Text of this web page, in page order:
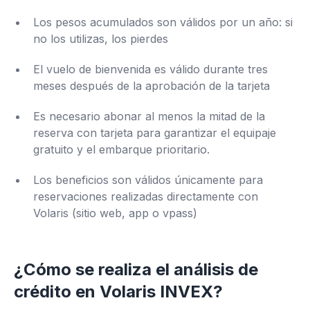
Los pesos acumulados son válidos por un año: si
no los utilizas, los pierdes
El vuelo de bienvenida es válido durante tres
meses después de la aprobación de la tarjeta
Es necesario abonar al menos la mitad de la
reserva con tarjeta para garantizar el equipaje
gratuito y el embarque prioritario.
Los beneficios son válidos únicamente para
reservaciones realizadas directamente con
Volaris (sitio web, app o vpass)
¿Cómo se realiza el análisis de
crédito en Volaris INVEX?